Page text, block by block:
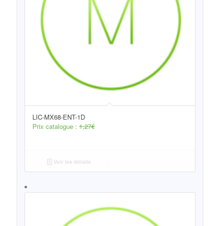
LIC-MX68-ENT-1D
Prix catalogue :1,27€
Voir les détails